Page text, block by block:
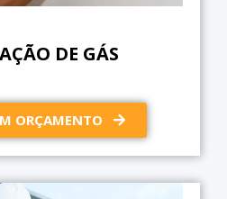
DE GÁS
ORÇAMENTO